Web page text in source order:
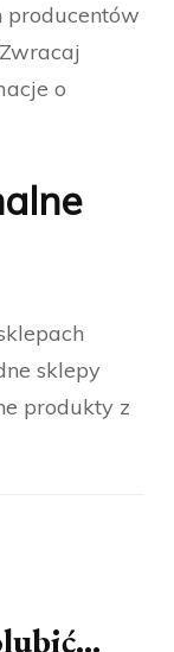
producentów
o
sklepy
produkty z